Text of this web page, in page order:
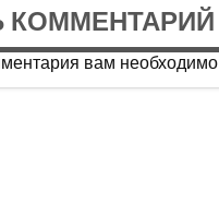
КОММЕНТАРИЙ
вам необходимо